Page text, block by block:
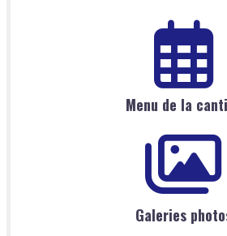
Menu de la
Galeries